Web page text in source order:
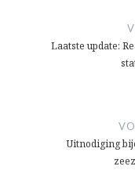
Laatste update:
Uitnodiging